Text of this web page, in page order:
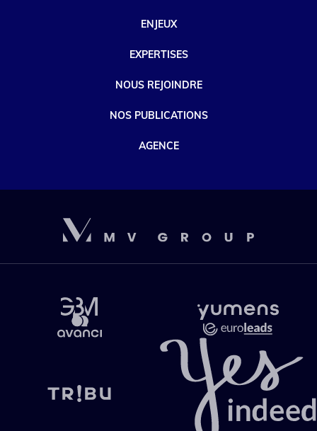
ENJEUX
EXPERTISES
NOUS REJOINDRE
NOS PUBLICATIONS
AGENCE